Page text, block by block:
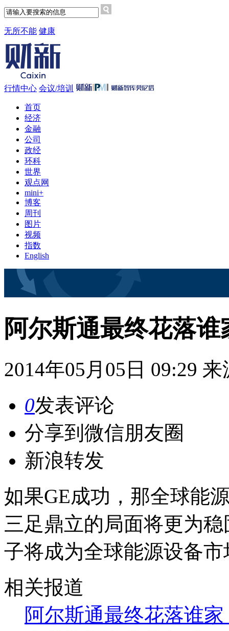
无所不能 健康
行情中心 会议/培训
首页
经济
金融
公司
政经
环科
世界
观点网
mini+
博客
周刊
图片
视频
指数
English
阿尔斯通最终花落
2014年05月05日 09:29
0发表评论
分享到微信朋友圈
新浪转发
如果GE成功，那全球能
三足鼎立的局面将更为
子将成为全球能源设备
相关报道
阿尔斯通最终花落谁